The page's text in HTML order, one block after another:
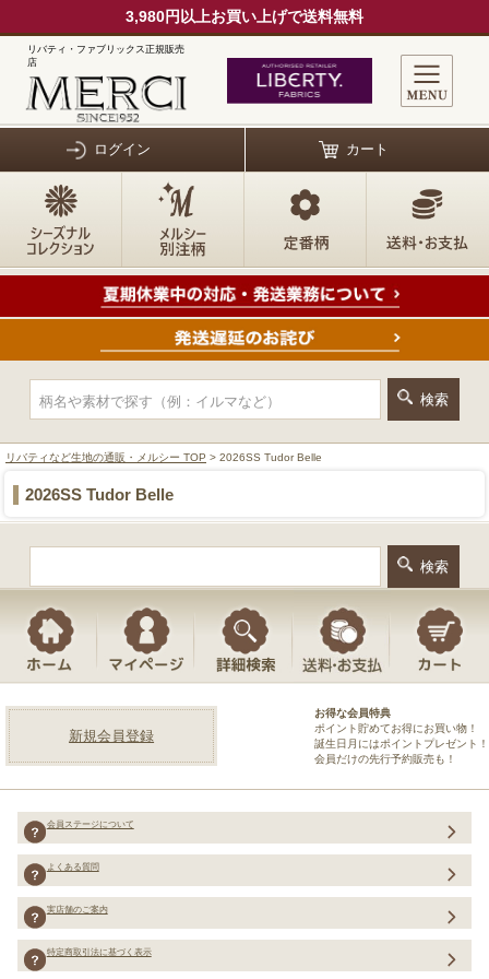
3,980円以上お買い上げで送料無料
リバティ・ファブリックス正規販売
店
ログイン カート
リバティなど生地の通販・メルシー TOP > 2026SS Tudor Belle
2026SS Tudor Belle
新規会員登録
お得な会員特典
ポイント貯めてお得にお買い物！
誕生日月にはポイントプレゼント！
会員だけの先行予約販売も！
会員ステージについて
よくある質問
実店舗のご案内
特定商取引法に基づく表示